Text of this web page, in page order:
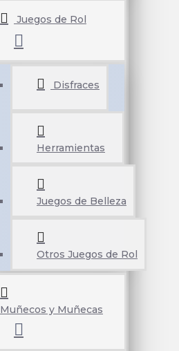
Juegos de Rol
Disfraces
Herramientas
Juegos de Belleza
Otros Juegos de Rol
Muñecos y Muñecas